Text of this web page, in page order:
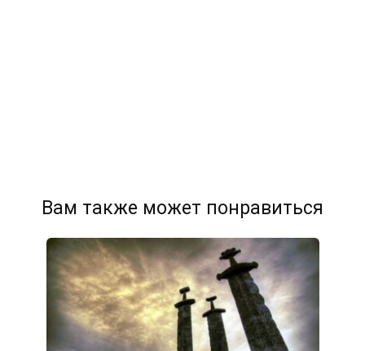
Вам также может понравиться